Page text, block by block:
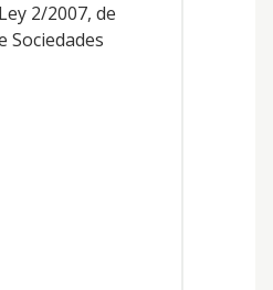
2/2007, de
Sociedades